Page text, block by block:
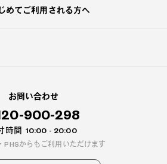
めてご利用される方へ
お問い合わせ
900-298
時間 10:00 - 20:00
PHSからもご利用いただけます